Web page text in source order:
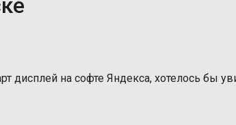
дисплей на софте Яндекса, хотелось бы